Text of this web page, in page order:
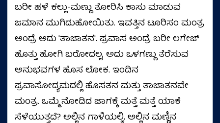
ಬರೀ ಹಳೆ ಕಲ್ಲು-ಮಣ್ಣು ತೋರಿಸಿ ಕಾಸು ಮಾಡುವ
ಜಮಾನ ಮುಗಿದುಹೋಯಿತು. ಇವತ್ತಿನ ಟೂರಿಸಂ ಮಂತ್ರ
ಅಂದ್ರೆ ಅದು 'ತಾಜಾತನ'. ಪ್ರವಾಸ ಅಂದ್ರೆ ಬರೀ ಲಗೇಜ್
ಹೊತ್ತು ಹೋಗಿ ಬರೋದಲ್ಲ, ಅದು ಒಳಗಣ್ಣು ತೆರೆಸುವ
ಅನುಭವಗಳ ಹೊಸ ಲೋಕ. ಇಂದಿನ
ಪ್ರವಾಸೋದ್ಯಮದಲ್ಲಿ ಹೊಸತನ ಮತ್ತು ತಾಜಾತನವೇ
ಮಂತ್ರ. ಒಮ್ಮೆ ನೋಡಿದ ಜಾಗಕ್ಕೆ ಮತ್ತೆ ಮತ್ತೆ ಯಾಕೆ
ಸೆಳೆಯುತ್ತದೆ? ಅಲ್ಲಿನ ಗಾಳಿಯಲ್ಲಿ, ಅಲ್ಲಿನ ಮಣ್ಣಿನ